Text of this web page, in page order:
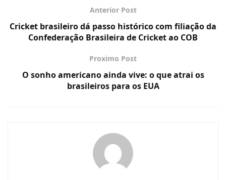
Anterior Post
Cricket brasileiro dá passo histórico com filiação da
Confederação Brasileira de Cricket ao COB
Proximo Post
O sonho americano ainda vive: o que atrai os
brasileiros para os EUA